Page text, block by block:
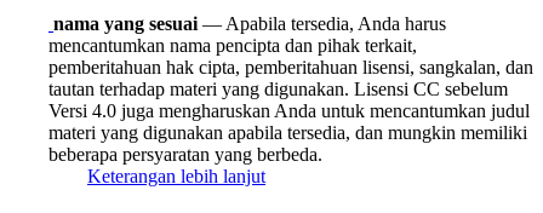
nama yang sesuai — Apabila tersedia, Anda harus
mencantumkan nama pencipta dan pihak terkait,
pemberitahuan hak cipta, pemberitahuan lisensi, sangkalan, dan
tautan terhadap materi yang digunakan. Lisensi CC sebelum
Versi 4.0 juga mengharuskan Anda untuk mencantumkan judul
materi yang digunakan apabila tersedia, dan mungkin memiliki
beberapa persyaratan yang berbeda.
Keterangan lebih lanjut